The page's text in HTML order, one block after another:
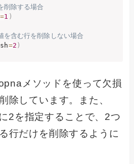
削除する場合
=1 )
含む行を削除しない場合
=2 )
メソッドを使って欠損
除しています。また、
2を指定することで、2つ
行だけを削除するように